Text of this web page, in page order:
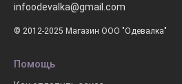
infoodevalka@gmail.com
© 2012-2025 Магазин ООО "Одевалка"
Помощь